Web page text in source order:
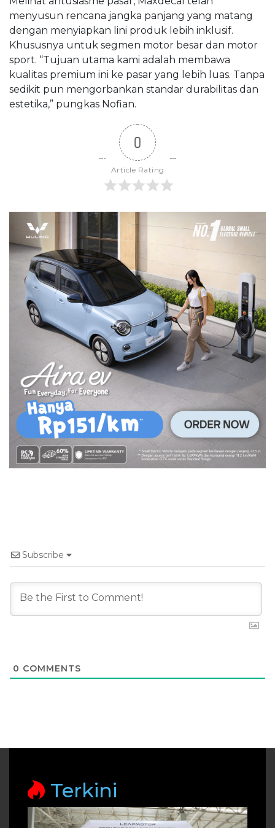
menyusun rencana jangka panjang yang matang
dengan menyiapkan lini produk lebih inklusif.
Khususnya untuk segmen motor besar dan motor
sport. “Tujuan utama kami adalah membawa
kualitas premium ini ke pasar yang lebih luas. Tanpa
sedikit pun mengorbankan standar durabilitas dan
estetika,” pungkas Nofian.
0
Article Rating
Subscribe
0 COMMENTS
Terkini